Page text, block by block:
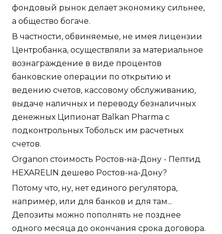
фондовый рынок делает экономику сильнее,
а общество богаче.
В частности, обвиняемые, не имея лицензии
Центробанка, осуществляли за материальное
вознаграждение в виде процентов
банковские операции по открытию и
ведению счетов, кассовому обслуживанию,
выдаче наличных и переводу безналичных
денежных Ципионат Balkan Pharma с
подконтрольных Тобольск им расчетных
счетов.
Organon стоимость Ростов-на-Дону - Пептид
HEXARELIN дешево Ростов-на-Дону?
Потому что, ну, нет единого регулятора,
например, или для банков и для там...
Депозиты можно пополнять не позднее
одного месяца до окончания срока договора.